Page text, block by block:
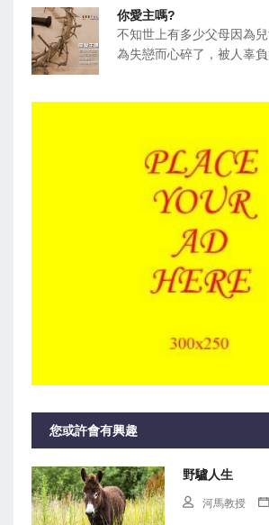
你愛主嗎?
不知世上有多少父母因為
為失戀而心碎了，被人辜
您或許會有興趣
野驢人生
河馬教授